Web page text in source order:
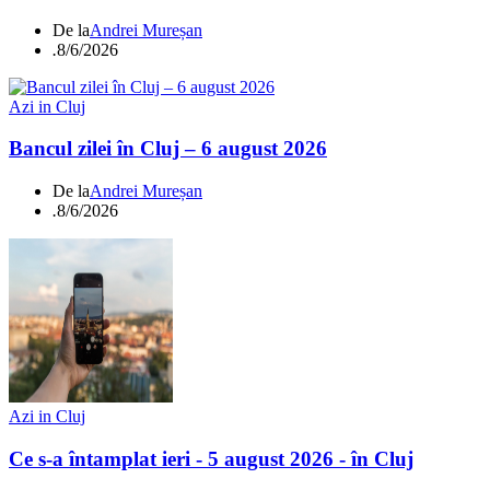
De laAndrei Mureșan
.8/6/2026
Azi in Cluj
Bancul zilei în Cluj – 6 august 2026
De laAndrei Mureșan
.8/6/2026
Azi in Cluj
Ce s-a întamplat ieri - 5 august 2026 - în Cluj